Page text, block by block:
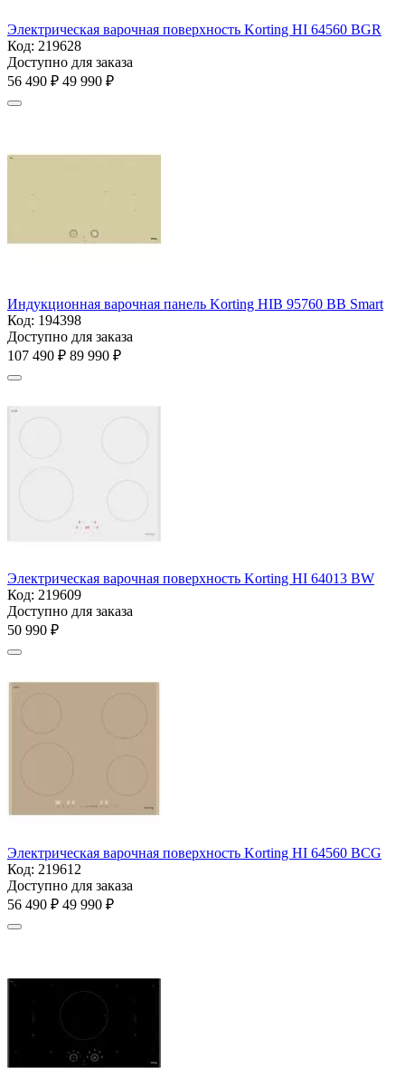
Электрическая варочная поверхность Korting HI 64560 BGR
Код: 219628
Доступно для заказа
56 490 ₽ 49 990 ₽
Индукционная варочная панель Korting HIB 95760 BB Smart
Код: 194398
Доступно для заказа
107 490 ₽ 89 990 ₽
Электрическая варочная поверхность Korting HI 64013 BW
Код: 219609
Доступно для заказа
50 990 ₽
Электрическая варочная поверхность Korting HI 64560 BCG
Код: 219612
Доступно для заказа
56 490 ₽ 49 990 ₽